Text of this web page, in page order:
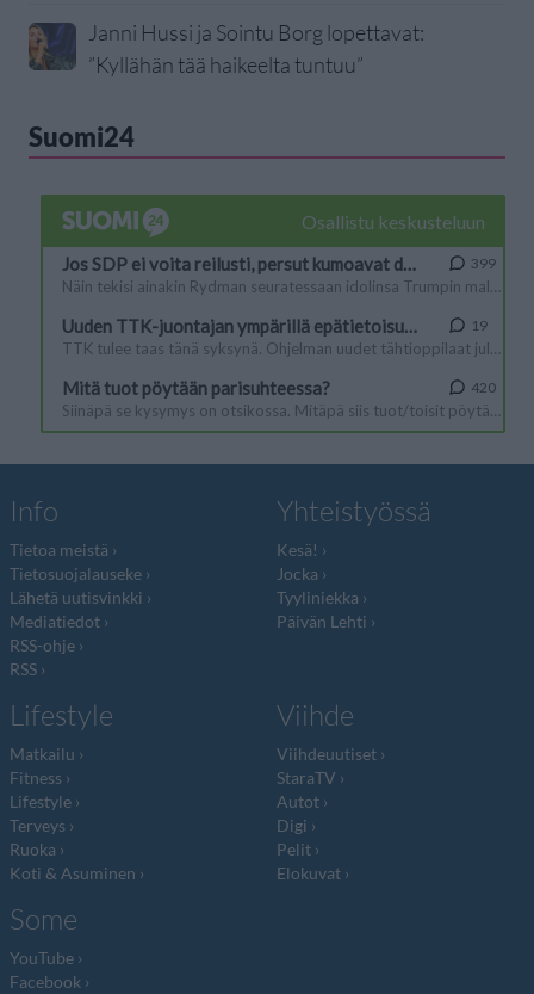
Janni Hussi ja Sointu Borg lopettavat:
”Kyllähän tää haikeelta tuntuu”
Suomi24
Info
Tietoa meistä
Tietosuojalauseke
Lähetä uutisvinkki
Mediatiedot
RSS-ohje
RSS
Yhteistyössä
Kesä!
Jocka
Tyyliniekka
Päivän Lehti
Lifestyle
Matkailu
Fitness
Lifestyle
Terveys
Ruoka
Koti & Asuminen
Viihde
Viihdeuutiset
StaraTV
Autot
Digi
Pelit
Elokuvat
Some
YouTube
Facebook